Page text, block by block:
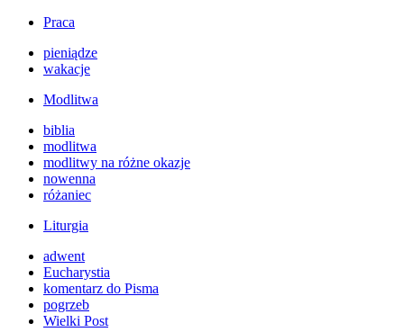
Praca
pieniądze
wakacje
Modlitwa
biblia
modlitwa
modlitwy na różne okazje
nowenna
różaniec
Liturgia
adwent
Eucharystia
komentarz do Pisma
pogrzeb
Wielki Post